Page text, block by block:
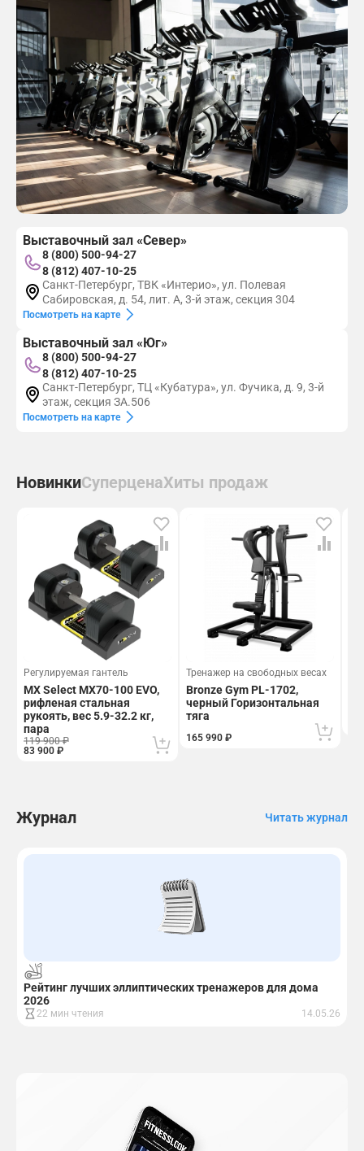
Выставочный зал «Север»
8 (800) 500-94-27
8 (812) 407-10-25
Санкт-Петербург, ТВК «Интерио», ул. Полевая
Сабировская, д. 54, лит. А, 3-й этаж, секция 304
Посмотреть на карте
Выставочный зал «Юг»
8 (800) 500-94-27
8 (812) 407-10-25
Санкт-Петербург, ТЦ «Кубатура», ул. Фучика, д. 9, 3-й
этаж, секция ЗА.506
Посмотреть на карте
НовинкиСуперценаХиты продаж
Регулируемая гантель
MX Select MX70-100 EVO,
рифленая стальная
рукоять, вес 5.9-32.2 кг,
пара
119 900 ₽
83 900 ₽
Тренажер на свободных весах
Bronze Gym PL-1702,
черный Горизонтальная
тяга
165 990 ₽
Журнал Читать журнал
Рейтинг лучших эллиптических тренажеров для дома
2026
22 мин чтения 14.05.26